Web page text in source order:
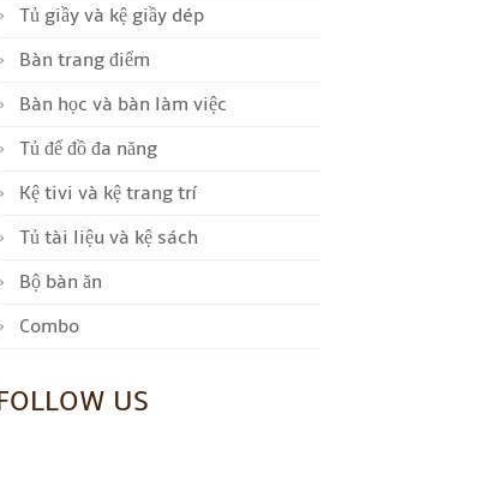
Tủ giầy và kệ giầy dép
Bàn trang điểm
Bàn học và bàn làm việc
Tủ để đồ đa năng
Kệ tivi và kệ trang trí
Tủ tài liệu và kệ sách
Bộ bàn ăn
Combo
US